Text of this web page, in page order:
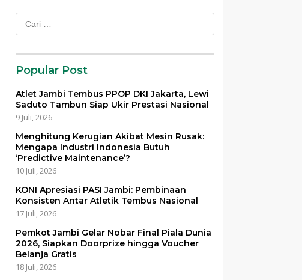
Cari
untuk:
Popular Post
Atlet Jambi Tembus PPOP DKI Jakarta, Lewi
Saduto Tambun Siap Ukir Prestasi Nasional
9 Juli, 2026
Menghitung Kerugian Akibat Mesin Rusak:
Mengapa Industri Indonesia Butuh
‘Predictive Maintenance’?
10 Juli, 2026
KONI Apresiasi PASI Jambi: Pembinaan
Konsisten Antar Atletik Tembus Nasional
17 Juli, 2026
Pemkot Jambi Gelar Nobar Final Piala Dunia
2026, Siapkan Doorprize hingga Voucher
Belanja Gratis
18 Juli, 2026